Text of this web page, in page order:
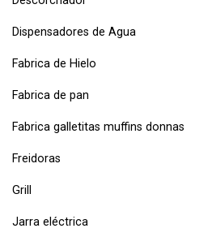
Dispensadores de Agua
Fabrica de Hielo
Fabrica de pan
Fabrica galletitas muffins donnas
Freidoras
Grill
Jarra eléctrica